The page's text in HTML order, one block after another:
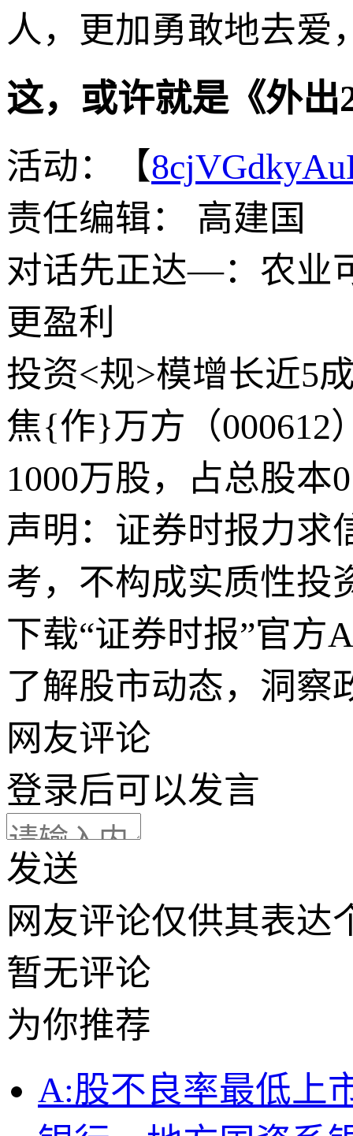
人，更加勇敢地去爱
这，或许就是《外
活动：【
责任编辑： 高建国
对话先正达—：农业
更盈利
投资<规>模增长近5
焦{作}万方（000612
1000万股，占总股本
声明：证券时报力求
考，不构成实质性投
下载“证券时报”官方
了解股市动态，洞察
网友评论
登录后可以发言
发送
网友评论仅供其表达
暂无评论
为你推荐
A:股不良率最低上